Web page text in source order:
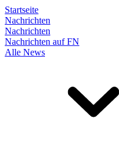
Startseite
Nachrichten
Nachrichten
Nachrichten auf FN
Alle News